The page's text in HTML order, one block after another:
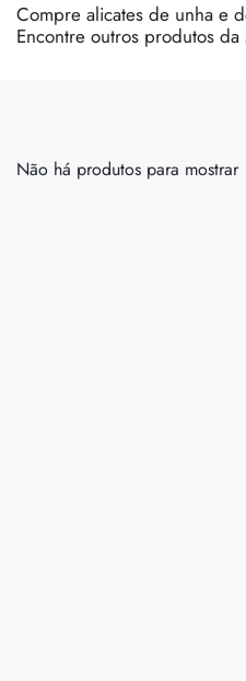
Compre alicates de unha e
Encontre outros produtos
Não há produtos para mostrar